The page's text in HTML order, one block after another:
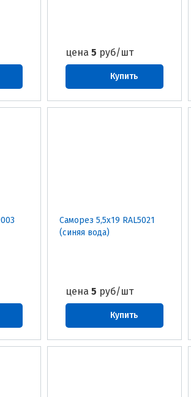
цена 5 руб/шт
Купить
Саморез 5,5х19 RAL5021
(синяя вода)
цена 5 руб/шт
Купить